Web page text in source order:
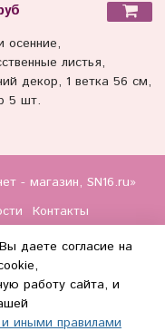
осенние,
листья,
декор, 1 ветка 56 см,
5 шт.
- магазин, SN16.ru»
Контакты
даете согласие на
работу сайта, и
иными правилами